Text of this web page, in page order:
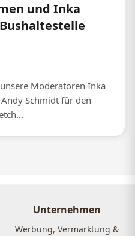
und Inka
Moderatoren Inka
Schmidt für den
Unternehmen
Werbung, Vermarktung &